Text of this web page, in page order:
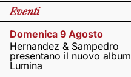
Eventi
Domenica 9 Agosto
Hernandez & Sampedro
presentano il nuovo album
Lumina